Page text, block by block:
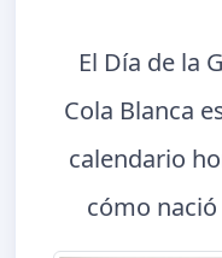
El Día de la
Cola Blanca
calendario
cómo